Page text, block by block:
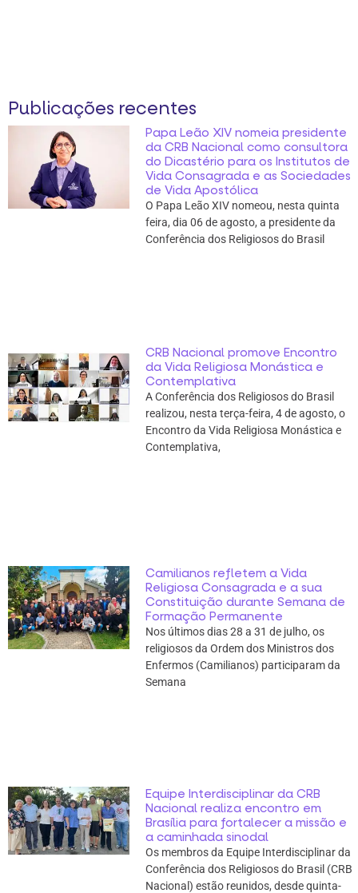
Publicações recentes
Papa Leão XIV nomeia presidente
da CRB Nacional como consultora
do Dicastério para os Institutos de
Vida Consagrada e as Sociedades
de Vida Apostólica
O Papa Leão XIV nomeou, nesta quinta
feira, dia 06 de agosto, a presidente da
Conferência dos Religiosos do Brasil
CRB Nacional promove Encontro
da Vida Religiosa Monástica e
Contemplativa
A Conferência dos Religiosos do Brasil
realizou, nesta terça-feira, 4 de agosto, o
Encontro da Vida Religiosa Monástica e
Contemplativa,
Camilianos refletem a Vida
Religiosa Consagrada e a sua
Constituição durante Semana de
Formação Permanente
Nos últimos dias 28 a 31 de julho, os
religiosos da Ordem dos Ministros dos
Enfermos (Camilianos) participaram da
Semana
Equipe Interdisciplinar da CRB
Nacional realiza encontro em
Brasília para fortalecer a missão e
a caminhada sinodal
Os membros da Equipe Interdisciplinar da
Conferência dos Religiosos do Brasil (CRB
Nacional) estão reunidos, desde quinta-